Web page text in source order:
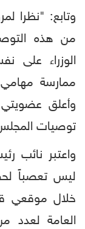
من هذه
الوزراء على
ممارسة
وأعلق عضويتي
توصيات
واعتبر نائب
ليس تعصباً
خلال موقعي
العامة لعدد